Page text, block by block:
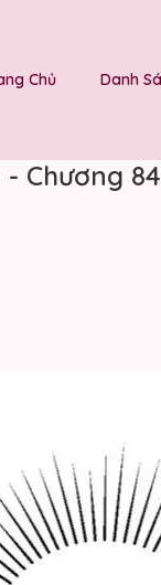
Chủ Danh
Chương 84